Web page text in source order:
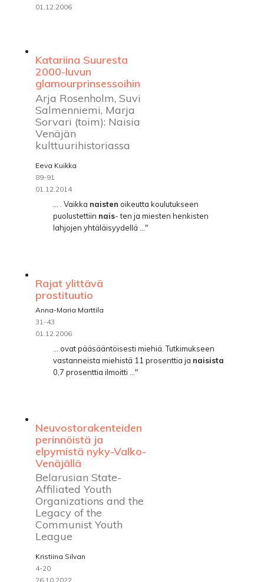
01.12.2006
Katariina Suuresta
2000-luvun
glamourprinsessoihin
Arja Rosenholm, Suvi
Salmenniemi, Marja
Sorvari (toim): Naisia
Venäjän
kulttuurihistoriassa
Eeva Kuikka
89-91
01.12.2014
... . Vaikka naisten oikeutta koulutukseen
puolustettiin nais- ten ja miesten henkisten
lahjojen yhtäläisyydellä ..."
Rajat ylittävä
prostituutio
Anna-Maria Marttila
31-43
01.12.2006
... ovat pääsääntöisesti miehiä. Tutkimukseen
vastanneista miehistä 11 prosenttia ja naisista
0,7 prosenttia ilmoitti ..."
Neuvostorakenteiden
perinnöistä ja
elpymistä nyky-Valko-
Venäjällä
Belarusian State-
Affiliated Youth
Organizations and the
Legacy of the
Communist Youth
League
Kristiina Silvan
4-20
26.10.2022